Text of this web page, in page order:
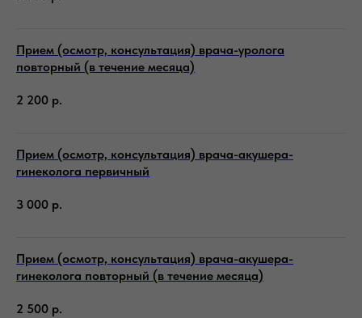
Прием (осмотр, консультация) врача-уролога
повторный (в течение месяца)
2 200 р.
Прием (осмотр, консультация) врача-акушера-
гинеколога первичный
3 000 р.
Прием (осмотр, консультация) врача-акушера-
гинеколога повторный (в течение месяца)
2 500 р.